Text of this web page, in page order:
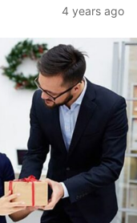
4 years ago